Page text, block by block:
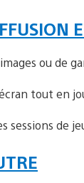
ou de
tout en
sessions de